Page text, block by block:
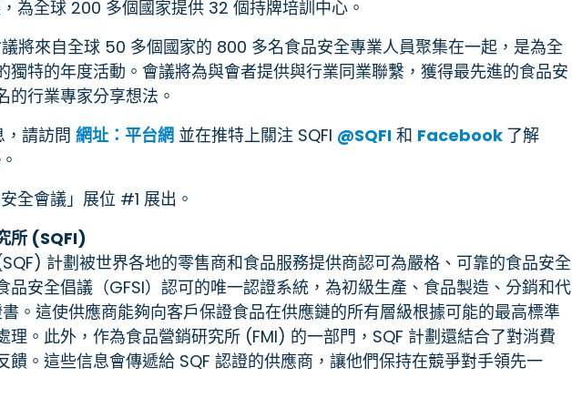
為全球 200 多個國家提供 32 個持牌培訓中心。
將來自全球 50 多個國家的 800 多名食品安全專業人員聚集在一起，是為全
獨特的年度活動。會議將為與會者提供與行業同業聯繫，獲得最先進的食品安
的行業專家分享想法。
，請訪問 網址：平台網 並在推特上關注 SQFI @SQFI 和 Facebook 了解
全會議」展位 #1 展出。
所 (SQFI)
計劃被世界各地的零售商和食品服務提供商認可為嚴格、可靠的食品安全
品安全倡議（GFSI）認可的唯一認證系統，為初級生產、食品製造、分銷和代
。這使供應商能夠向客戶保證食品在供應鏈的所有層級根據可能的最高標準
理。此外，作為食品營銷研究所 (FMI) 的一部門，SQF 計劃還結合了對消費
饋。這些信息會傳遞給 SQF 認證的供應商，讓他們保持在競爭對手領先一